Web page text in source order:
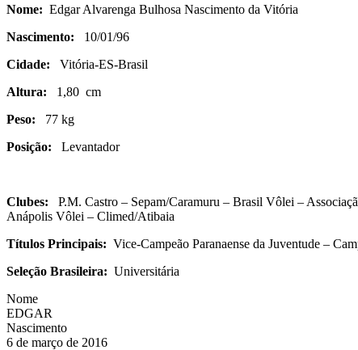
Nome: Edgar Alvarenga Bulhosa Nascimento
Nascimento: 10/01/96
Cidade: Vitória-ES-Brasil
Altura: 1,80 cm
Peso: 77 kg
Posição: Levantador
Clubes: P.M. Castro – Sepam/Caramuru – Brasil Vôlei –
Anápolis Vôlei – Climed/Atibaia
Títulos Principais: Vice-Campeão Paranaense da Juventude –
Seleção Brasileira: Universitária
Nome
EDGAR
Nascimento
6 de março de 2016